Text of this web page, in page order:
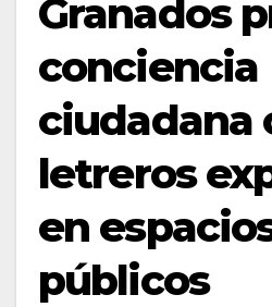
Granados
conciencia
ciudadana
letreros
en
públicos